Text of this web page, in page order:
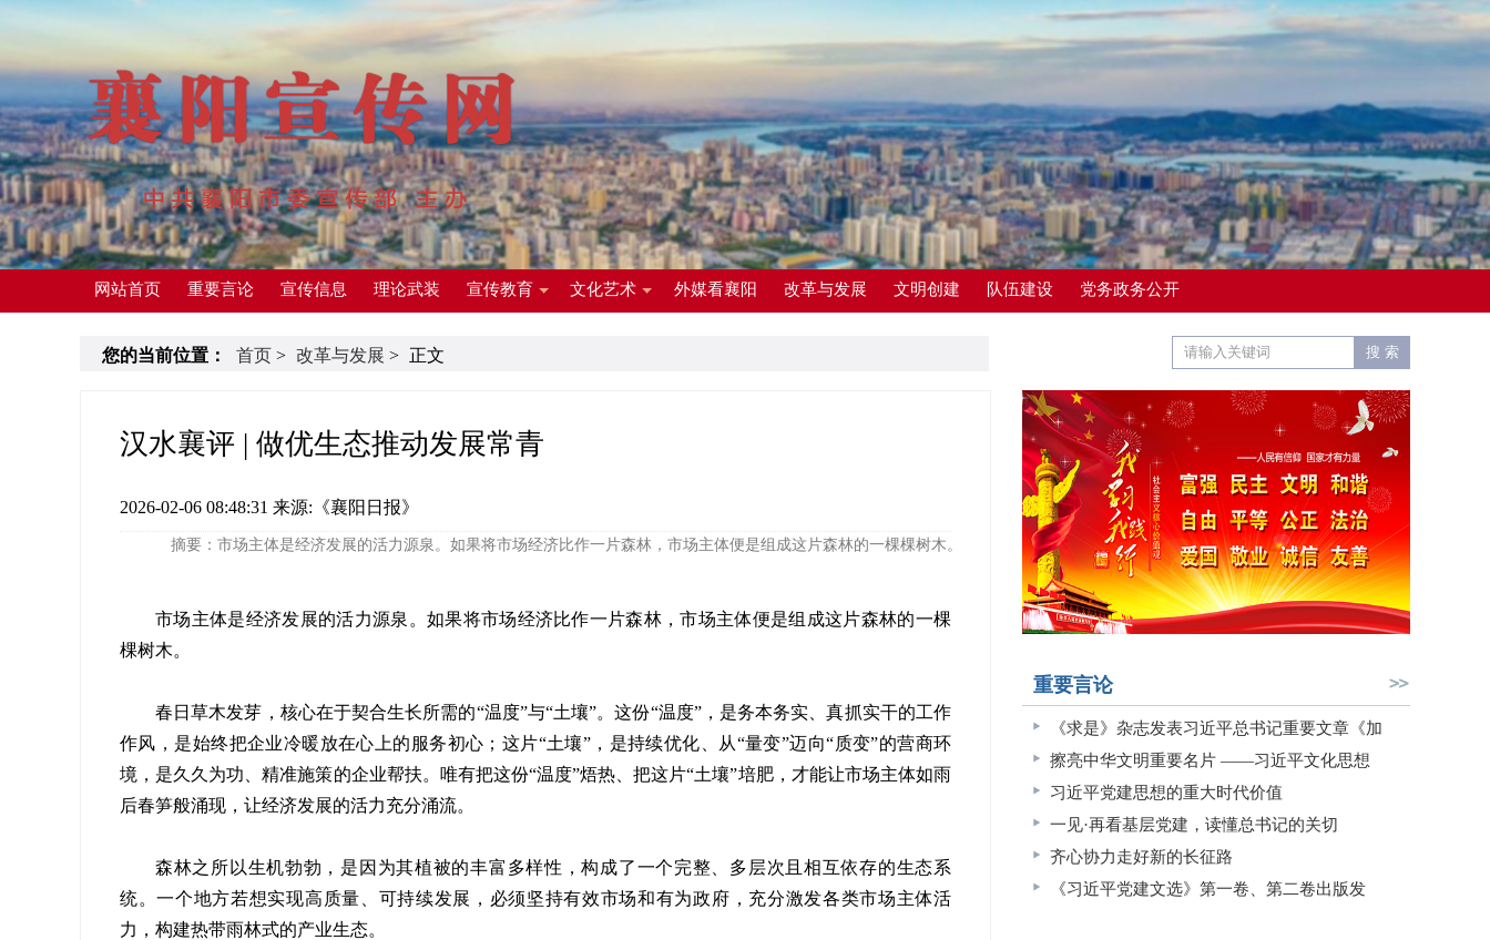
网站首页 重要言论 宣传信息 理论武装 宣传教育 文化艺术 外媒看襄阳 改革与发展 文明创建 队伍建设 党务政务公开
您的当前位置： 首页 > 改革与发展 > 正文
汉水襄评 | 做优生态推动发展常青
2026-02-06 08:48:31 来源:《襄阳日报》
摘要：市场主体是经济发展的活力源泉。如果将市场经济比作一片森林，市场主体便是组成这片森林的一棵棵树木。
市场主体是经济发展的活力源泉。如果将市场经济比作一片森林，市场主体便是组成这片森林的一棵
棵树木。
春日草木发芽，核心在于契合生长所需的“温度”与“土壤”。这份“温度”，是务本务实、真抓实干的工作
作风，是始终把企业冷暖放在心上的服务初心；这片“土壤”，是持续优化、从“量变”迈向“质变”的营商环
境，是久久为功、精准施策的企业帮扶。唯有把这份“温度”焐热、把这片“土壤”培肥，才能让市场主体如雨
后春笋般涌现，让经济发展的活力充分涌流。
森林之所以生机勃勃，是因为其植被的丰富多样性，构成了一个完整、多层次且相互依存的生态系
统。一个地方若想实现高质量、可持续发展，必须坚持有效市场和有为政府，充分激发各类市场主体活
力，构建热带雨林式的产业生态。
重要言论
《求是》杂志发表习近平总书记重要文章《加
擦亮中华文明重要名片 ——习近平文化思想
习近平党建思想的重大时代价值
一见·再看基层党建，读懂总书记的关切
齐心协力走好新的长征路
《习近平党建文选》第一卷、第二卷出版发